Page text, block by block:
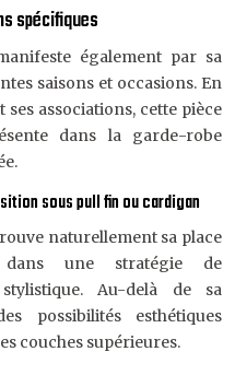
spécifiques
également par sa
saisons et occasions. En
associations, cette pièce
dans la garde-robe
sous pull fin ou cardigan
naturellement sa place
dans une stratégie de
Au-delà de sa
possibilités esthétiques
couches supérieures.